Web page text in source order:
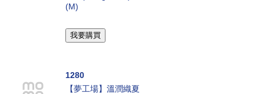
(M)
1280
【夢工場】溫潤織夏